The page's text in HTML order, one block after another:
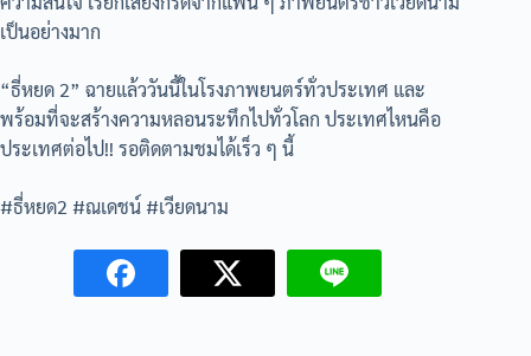
เป็นอย่างมาก
“ธี่หยด 2” ฉายแล้ววันนี้ในโรงภาพยนตร์ทั่วประเทศ และ
พร้อมที่จะสร้างความหลอนระทึกไปทั่วโลก ประเทศไหนคือ
ประเทศต่อไป!! รอติดตามชมได้เร็ว ๆ นี้
#ธี่หยด2 #ณเดชน์ #เวียดนาม